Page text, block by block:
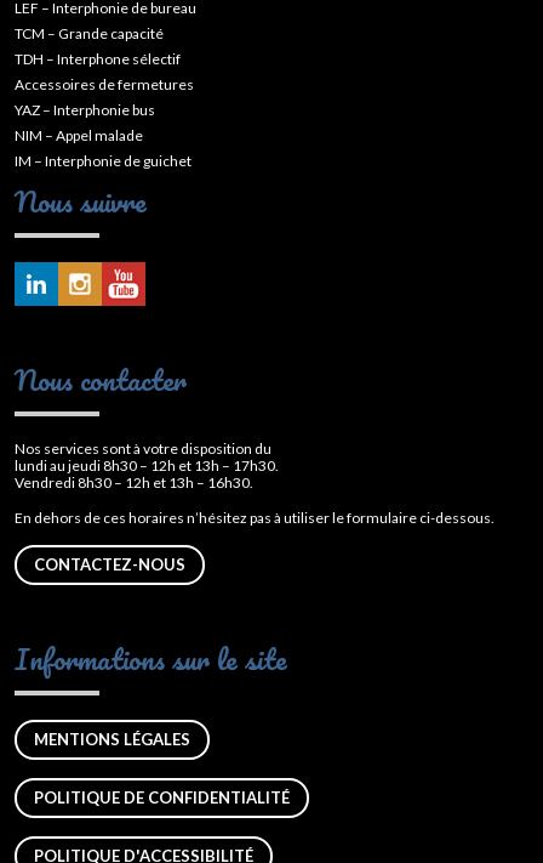
LEF – Interphonie de bureau
TCM – Grande capacité
TDH – Interphone sélectif
Accessoires de fermetures
YAZ – Interphonie bus
NIM – Appel malade
IM – Interphonie de guichet
Nous suivre
Nous contacter
Nos services sont à votre disposition du
lundi au jeudi 8h30 – 12h et 13h – 17h30.
Vendredi 8h30 – 12h et 13h – 16h30.
En dehors de ces horaires n’hésitez pas à utiliser le formulaire ci-dessous.
CONTACTEZ-NOUS
Informations sur le site
MENTIONS LÉGALES
POLITIQUE DE CONFIDENTIALITÉ
POLITIQUE D'ACCESSIBILITÉ